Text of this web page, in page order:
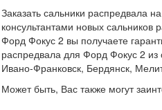
Заказать сальники распредвала
консультантами новых
Форд Фокус 2 вы получаете
распредвала для Форд Фокус 2
Ивано-Франковск, Бердянск,
Может быть, Вас также могут